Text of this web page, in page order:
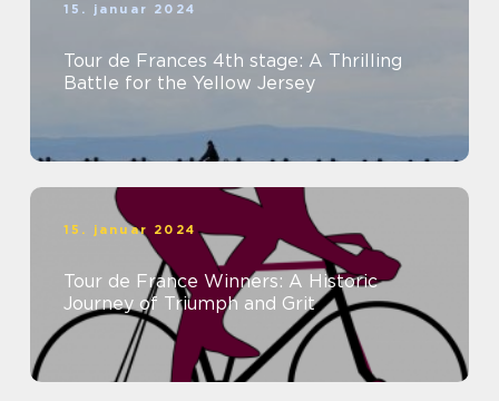
15. januar 2024
Tour de Frances 4th stage: A Thrilling
Battle for the Yellow Jersey
15. januar 2024
Tour de France Winners: A Historic
Journey of Triumph and Grit